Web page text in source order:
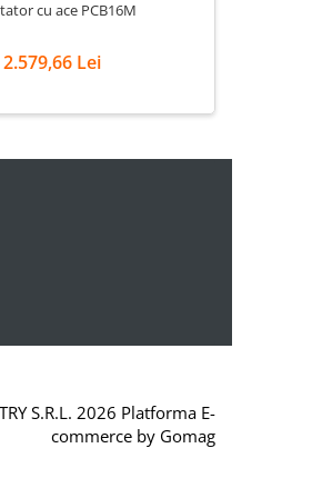
cu ace PCB16M
2.579,66 Lei
S.R.L. 2026 Platforma E-
commerce by Gomag